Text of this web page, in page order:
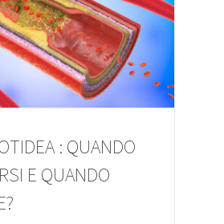
: QUANDO
E QUANDO